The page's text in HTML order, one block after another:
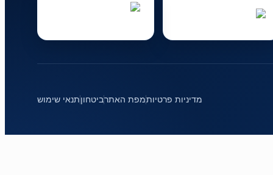
מדיניות פרטיותמפת האתרביטחוןתנאי שימוש